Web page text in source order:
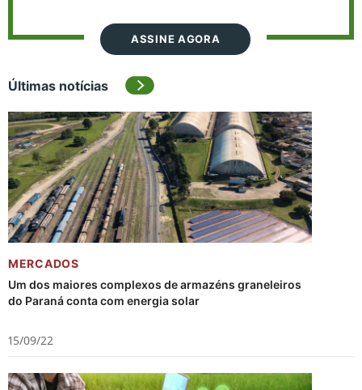
ASSINE AGORA
Últimas notícias
MERCADOS
Um dos maiores complexos de armazéns graneleiros
do Paraná conta com energia solar
15/09/22